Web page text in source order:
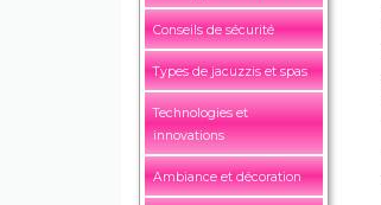
Conseils de sécurité
Types de jacuzzis et spas
Technologies et
innovations
Ambiance et décoration